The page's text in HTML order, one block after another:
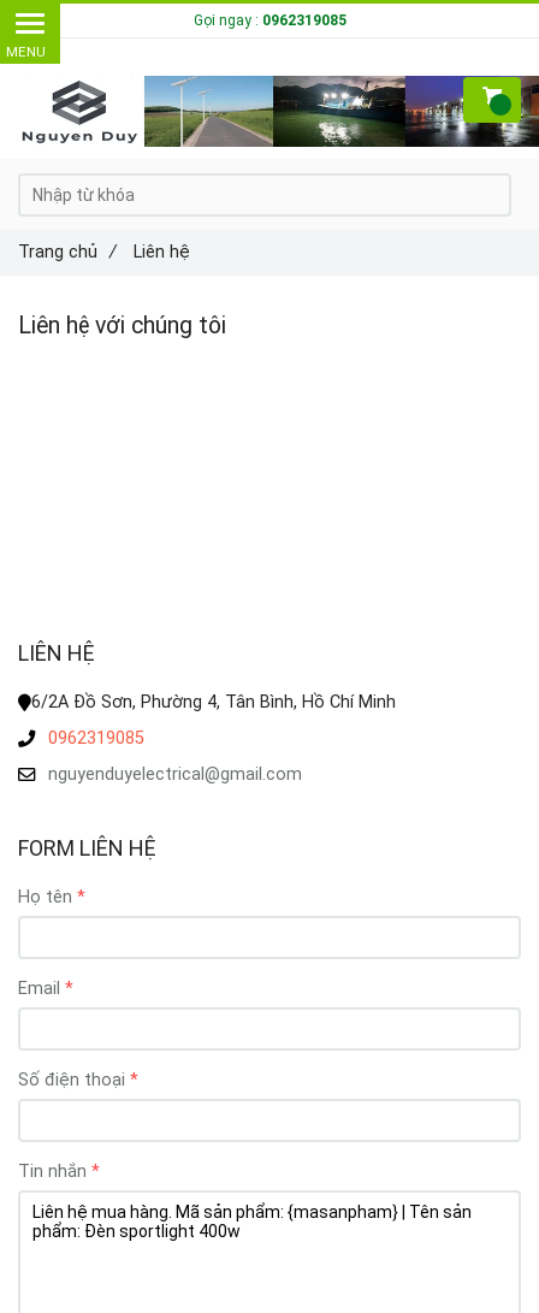
Liên hệ với chúng tôi
LIÊN HỆ
6/2A Đồ Sơn, Phường 4, Tân Bình, Hồ Chí Minh
0962319085
nguyenduyelectrical@gmail.com
FORM LIÊN HỆ
Họ tên
Email
Số điện thoại
Tin nhắn
Trang chủ / Liên hệ
Gọi ngay : 0962319085